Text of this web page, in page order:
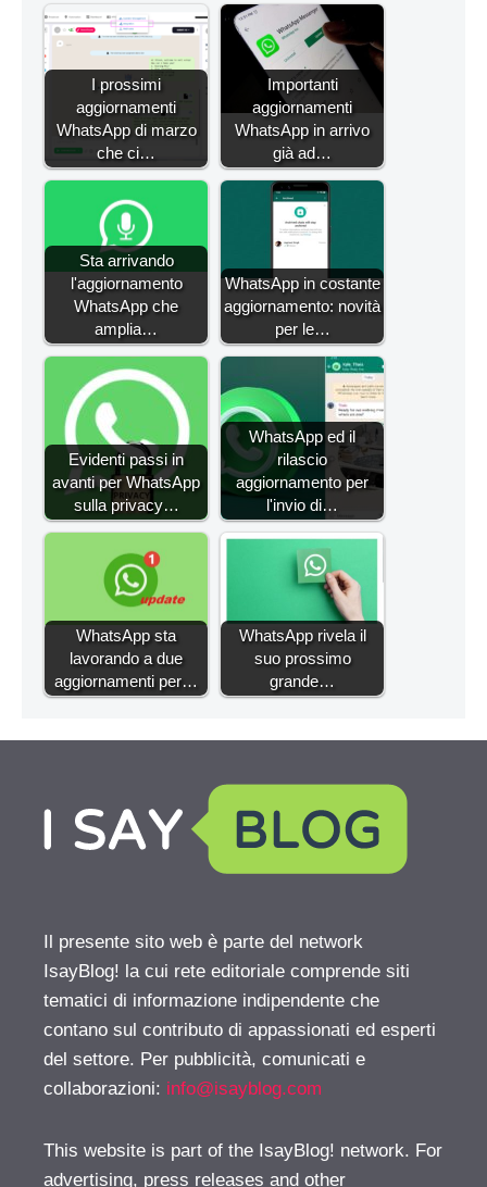
I prossimi
aggiornamenti
WhatsApp di marzo
che ci…
Importanti
aggiornamenti
WhatsApp in arrivo
già ad…
Sta arrivando
l'aggiornamento
WhatsApp che
amplia…
WhatsApp in costante
aggiornamento: novità
per le…
Evidenti passi in
avanti per WhatsApp
sulla privacy…
WhatsApp ed il
rilascio
aggiornamento per
l'invio di…
WhatsApp sta
lavorando a due
aggiornamenti per…
WhatsApp rivela il
suo prossimo
grande…
Il presente sito web è parte del network
IsayBlog! la cui rete editoriale comprende siti
tematici di informazione indipendente che
contano sul contributo di appassionati ed esperti
del settore. Per pubblicità, comunicati e
collaborazioni: info@isayblog.com
This website is part of the IsayBlog! network. For
advertising, press releases and other